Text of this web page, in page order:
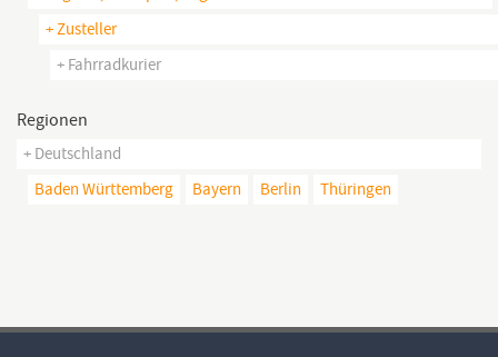
+ Zusteller
+ Fahrradkurier
Regionen
+ Deutschland
Baden Württemberg
Bayern Berlin Thüringen